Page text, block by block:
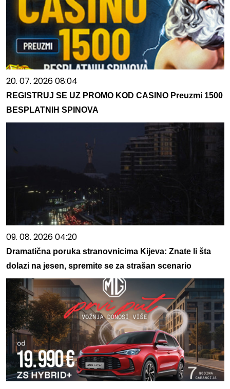
20. 07. 2026 08:04
REGISTRUJ SE UZ PROMO KOD CASINO Preuzmi 1500
BESPLATNIH SPINOVA
09. 08. 2026 04:20
Dramatična poruka stranovnicima Kijeva: Znate li šta
dolazi na jesen, spremite se za strašan scenario